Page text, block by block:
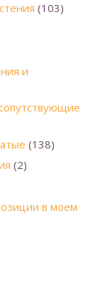
(103)
и
(138)
(2)
в моем